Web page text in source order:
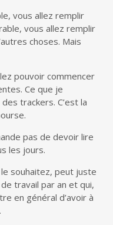
vous allez remplir
vous allez remplir
choses. Mais
pouvoir commencer
Ce que je
trackers. C’est la
pas de devoir lire
les jours.
souhaitez, peut juste
travail par an et qui,
en général d’avoir à